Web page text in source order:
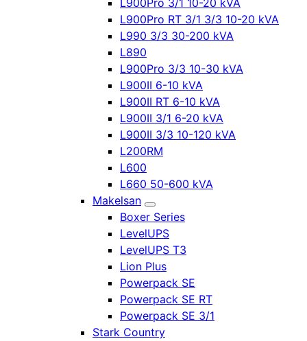
L900Pro 3/1 10-20 kVA
L900Pro RT 3/1 3/3 10-20 kVA
L990 3/3 30-200 kVA
L890
L900Pro 3/3 10-30 kVA
L900II 6-10 kVA
L900II RT 6-10 kVA
L900II 3/1 6-20 kVA
L900II 3/3 10-120 kVA
L200RM
L600
L660 50-600 kVA
Makelsan
Boxer Series
LevelUPS
LevelUPS T3
Lion Plus
Powerpack SE
Powerpack SE RT
Powerpack SE 3/1
Stark Country